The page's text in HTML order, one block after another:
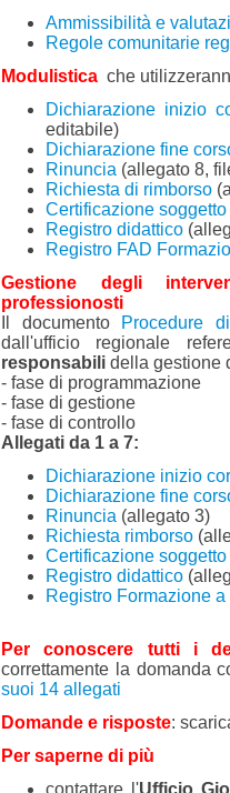
Ammissibilità e
Regole comunitarie
Modulistica che
Dichiarazione inizio
editabile)
Dichiarazione fine
Rinuncia (allegato 8,
Richiesta di rimborso
Certificazione
Registro didattico
Registro FAD
Gestione degli
professionosti
Il documento
Procedure
dall'ufficio regionale
responsabili della gestione
- fase di programmazione
- fase di gestione
- fase di controllo
Allegati da 1 a 7:
Dichiarazione inizio
Dichiarazione fine
Rinuncia (allegato 3)
Richiesta rimborso
Certificazione
Registro didattico
Registro Formazione
Per conoscere tutti i
correttamente la domanda
suoi 14 allegati
Domande e risposte:
Per saperne di più
contattare l'Ufficio